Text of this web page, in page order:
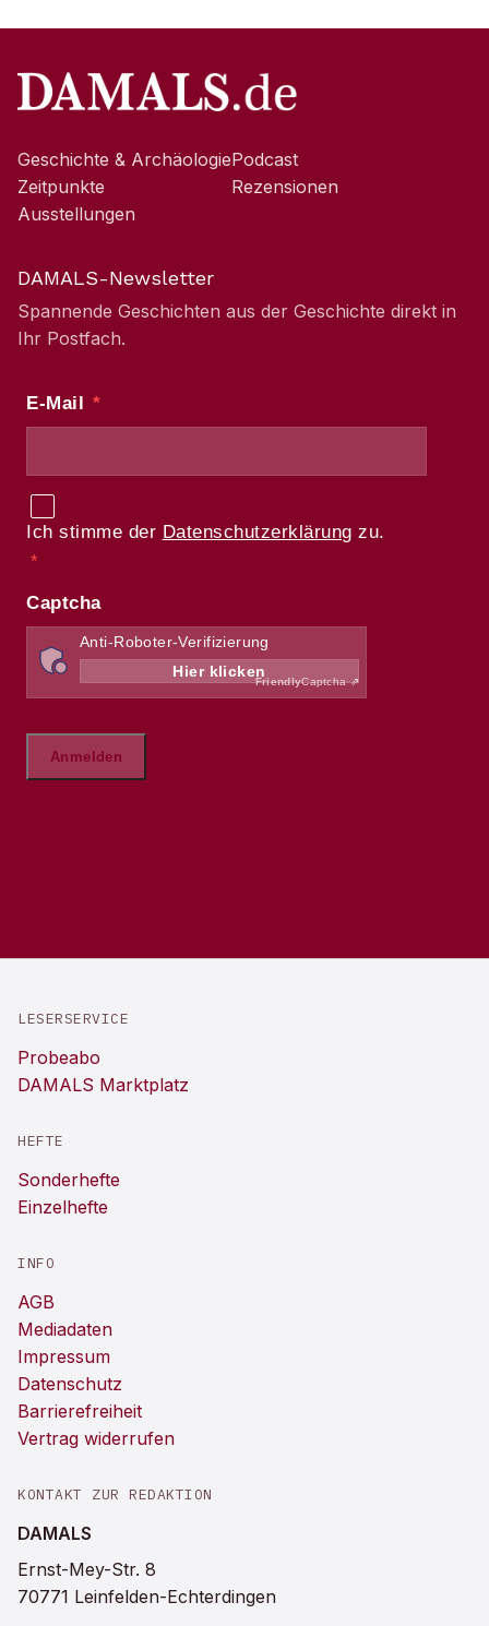
Geschichte & Archäologie
Zeitpunkte
Ausstellungen
Podcast
Rezensionen
DAMALS-Newsletter
Spannende Geschichten aus der Geschichte direkt in
Ihr Postfach.
LESERSERVICE
Probeabo
DAMALS Marktplatz
HEFTE
Sonderhefte
Einzelhefte
INFO
AGB
Mediadaten
Impressum
Datenschutz
Barrierefreiheit
Vertrag widerrufen
KONTAKT ZUR REDAKTION
DAMALS
Ernst-Mey-Str. 8
70771 Leinfelden-Echterdingen